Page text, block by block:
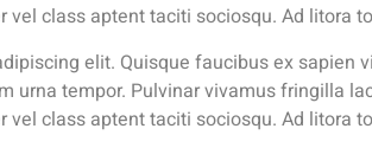
vel class aptent taciti sociosqu. Ad litora
elit. Quisque faucibus ex
urna tempor. Pulvinar vivamus fringilla
vel class aptent taciti sociosqu. Ad litora